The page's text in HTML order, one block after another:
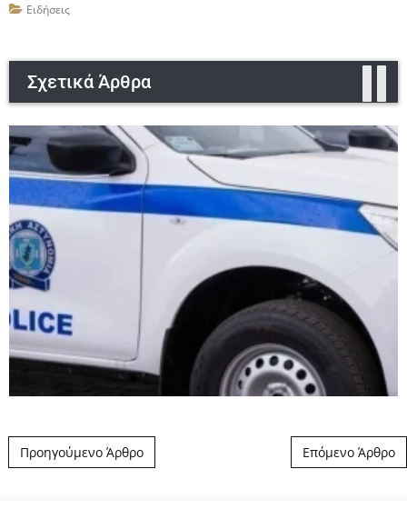
Ειδήσεις
Σχετικά Άρθρα
Post navigation
Προηγούμενο Άρθρο Επόμενο Άρθρο